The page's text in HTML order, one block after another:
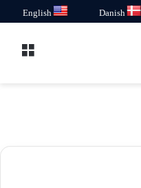
Danish
English